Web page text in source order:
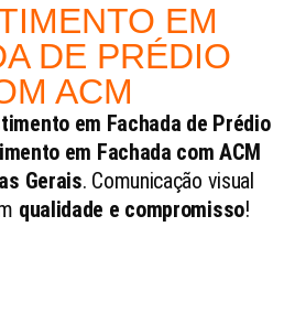
EM
DE PRÉDIO
ACM
em Fachada de Prédio
em Fachada com ACM
Gerais. Comunicação visual
qualidade e compromisso!